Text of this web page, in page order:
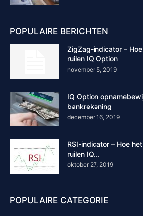
POPULAIRE BERICHTEN
ZigZag-indicator –
ruilen IQ Option
november 5, 2019
IQ Option
bankrekening
december 16, 2019
RSI-indicator – Hoe
ruilen IQ...
oktober 27, 2019
POPULAIRE CATEGORIE